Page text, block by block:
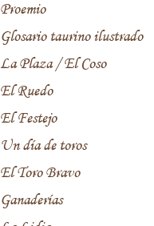
Proemio
Glosario taurino ilustrado
La Plaza / El Coso
El Ruedo
El Festejo
Un día de toros
El Toro Bravo
Ganaderías